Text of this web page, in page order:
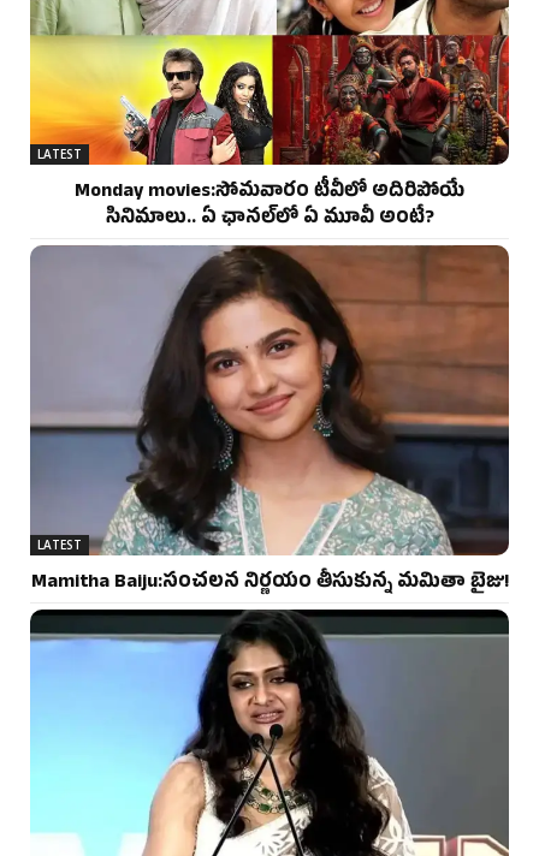
LATEST
Monday movies:సోమవారం టీవీలో అదిరిపోయే
సినిమాలు.. ఏ ఛానల్‌లో ఏ మూవీ అంటే?
LATEST
Mamitha Baiju:సంచలన నిర్ణయం తీసుకున్న మమితా బైజు!